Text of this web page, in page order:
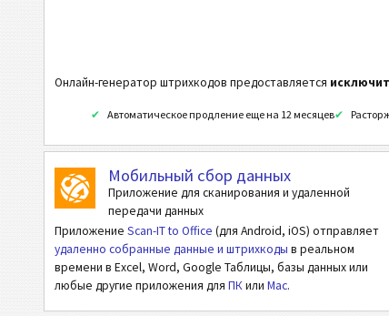
Мобильный Тэг
Коды Здравоохранения
ISBN Коды
Визитки
События
Онлайн-генератор штрихкодов предоставляется
Автоматическое продление еще на 12 месяцев
Мобильный сбор данных
Приложение для сканирования и удаленной
передачи данных
Приложение Scan-IT to Office (для Android, iOS) отправляет
удаленно собранные данные и штрихкоды в реальном
времени в Excel, Word, Google Таблицы, базы данных или
любые другие приложения для ПКили Mac.